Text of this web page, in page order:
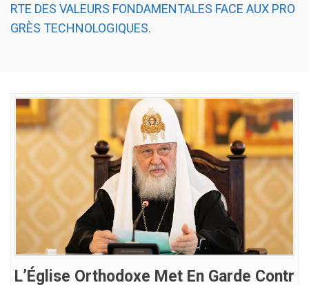
RTE DES VALEURS FONDAMENTALES FACE AUX PRO
GRÈS TECHNOLOGIQUES.
L’Église Orthodoxe Met En Garde Contr